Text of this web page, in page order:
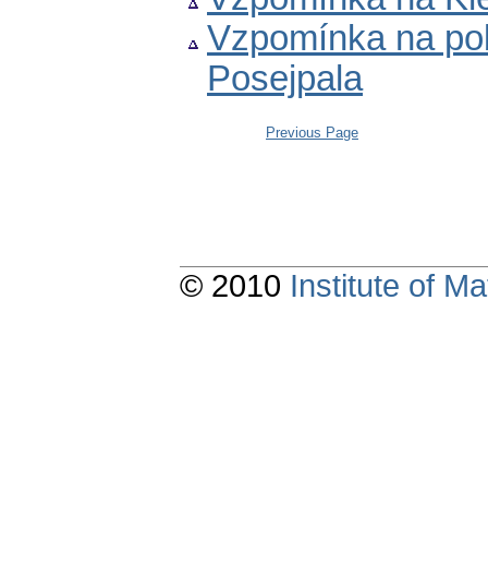
Vzpomínka na
Posejpala
Previous Page
© 2010 Institute of